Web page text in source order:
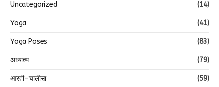
Uncategorized (14)
Yoga (41)
Yoga Poses (83)
अध्यात्म (79)
आरती-चालीसा (59)